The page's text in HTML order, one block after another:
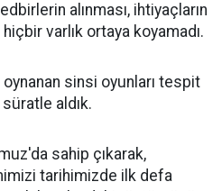
alınması, ihtiyaçların
varlık ortaya koyamadı.
sinsi oyunları tespit
aldık.
sahip çıkarak,
tarihimizde ilk defa